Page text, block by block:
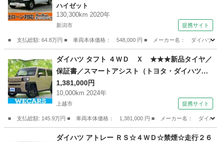
ハイゼット
130,300km 2020年
新潟市 提携サイト
■ 支払総額: 64.8万円 ■ 車両本体価格： 548,000 円 ■ メーカー名： ダイハ
ハイゼット
ダイハツ タフト ４ＷＤ Ｘ ★★★新品タイヤ／
保証書／スマートアシスト（トヨタ・ダイハツ）
／車線逸脱防止支援システム／ＵＳＢジャック／
ＥＢＤ付ＡＢＳ／横滑り防止装置／アイドリング
ストップ／禁煙車／エアバッグ 運転席 （検8.1
0）
1,381,000円
10,000km 2024年
上越市 提携サイト
■ 支払総額: 145.9万円 ■ 車両本体価格： 1,381,000 円 ■ メーカー名： ダイハ
ダイハツ
ダイハツ アトレー ＲＳ☆４ＷＤ☆禁煙☆走行２６